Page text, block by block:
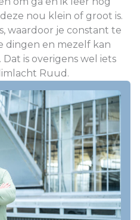
nou klein of groot is.
waardoor je constant te
dingen en mezelf kan
is overigens wel iets
Ruud.